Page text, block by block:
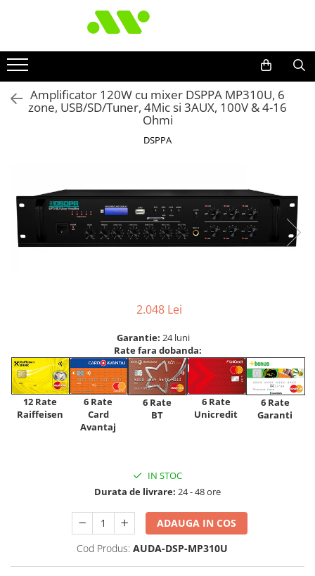
Amplificator 120W cu mixer DSPPA MP310U, 6
zone, USB/SD/Tuner, 4Mic si 3AUX, 100V & 4-16
Ohmi
DSPPA
2.048 Lei
Garantie: 24 luni
Rate fara dobanda:
12 Rate
Raiffeisen
6 Rate
Card
Avantaj
6 Rate
BT
6 Rate
Unicredit
6 Rate
Garanti
IN STOC
Durata de livrare: 24 - 48 ore
ADAUGA IN COS
Cod Produs: AUDA-DSP-MP310U